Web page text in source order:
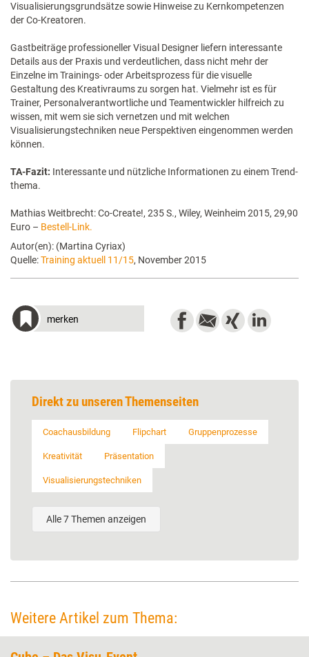
Visualisierungsgrundsätze sowie Hinweise zu Kernkompetenzen
der Co-Kreatoren.
Gastbeiträge professioneller Visual Designer liefern interessante
Details aus der Praxis und verdeutlichen, dass nicht mehr der
Einzelne im Trainings- oder Arbeitsprozess für die visuelle
Gestaltung des Kreativraums zu sorgen hat. Vielmehr ist es für
Trainer, Personalverantwortliche und Teamentwickler hilfreich zu
wissen, mit wem sie sich vernetzen und mit welchen
Visualisierungstechniken neue Perspektiven eingenommen werden
können.
TA-Fazit: Interessante und nützliche Informationen zu einem Trend-
thema.
Mathias Weitbrecht: Co-Create!, 235 S., Wiley, Weinheim 2015, 29,90
Euro – Bestell-Link.
Autor(en): (Martina Cyriax)
Quelle:Training aktuell 11/15, November 2015
merken
Direkt zu unseren Themenseiten
Coachausbildung Flipchart Gruppenprozesse
Kreativität Präsentation
Visualisierungstechniken
Alle 7 Themen anzeigen
Weitere Artikel zum Thema: